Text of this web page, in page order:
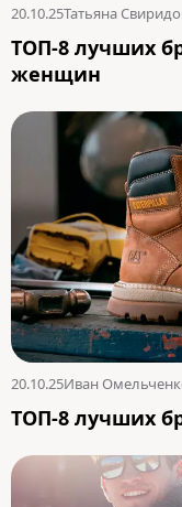
20.10.25Татьяна
ТОП-8 лучших
женщин
20.10.25Иван
ТОП-8 лучших